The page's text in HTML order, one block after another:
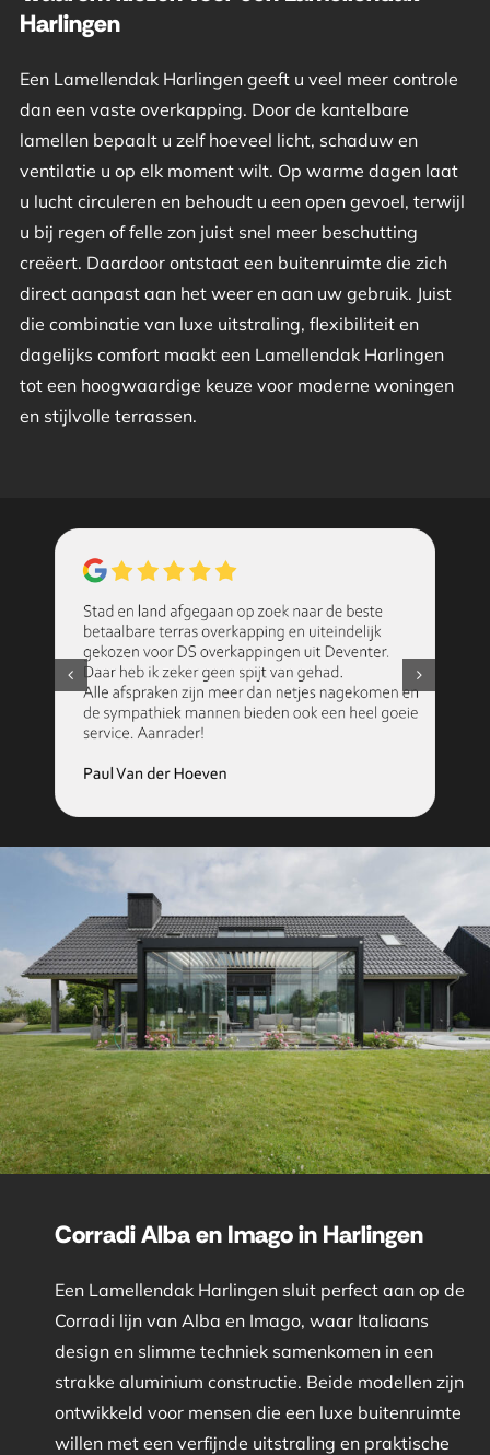
Harlingen
Een Lamellendak Harlingen geeft u veel meer controle
dan een vaste overkapping. Door de kantelbare
lamellen bepaalt u zelf hoeveel licht, schaduw en
ventilatie u op elk moment wilt. Op warme dagen laat
u lucht circuleren en behoudt u een open gevoel, terwijl
u bij regen of felle zon juist snel meer beschutting
creëert. Daardoor ontstaat een buitenruimte die zich
direct aanpast aan het weer en aan uw gebruik. Juist
die combinatie van luxe uitstraling, flexibiliteit en
dagelijks comfort maakt een Lamellendak Harlingen
tot een hoogwaardige keuze voor moderne woningen
en stijlvolle terrassen.
Corradi Alba en Imago in Harlingen
Een Lamellendak Harlingen sluit perfect aan op de
Corradi lijn van Alba en Imago, waar Italiaans
design en slimme techniek samenkomen in een
strakke aluminium constructie. Beide modellen zijn
ontwikkeld voor mensen die een luxe buitenruimte
willen met een verfijnde uitstraling en praktische